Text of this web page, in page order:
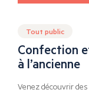
Tout public
Confection
à l’ancienne
Venez découvrir